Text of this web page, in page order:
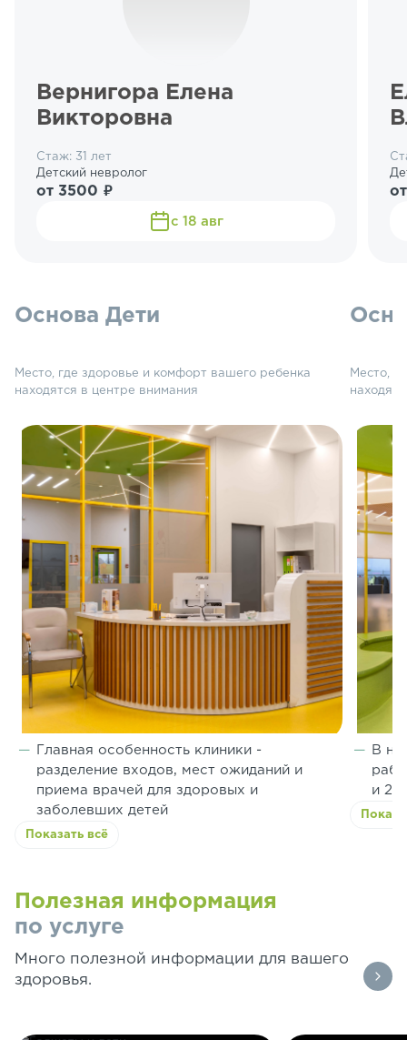
Вернигора Елена
Викторовна
Стаж: 31 лет
Детский невролог
от 3500 ₽
с 18 авг
Основа Дети
Место, где здоровье и комфорт вашего ребенка
находятся в центре внимания
Главная особенность клиники -
разделение входов, мест ожиданий и
приема врачей для здоровых и
заболевших детей
Показать всё
Место,
В
и 2
Полезная информация
по услуге
Много полезной информации для вашего
здоровья.